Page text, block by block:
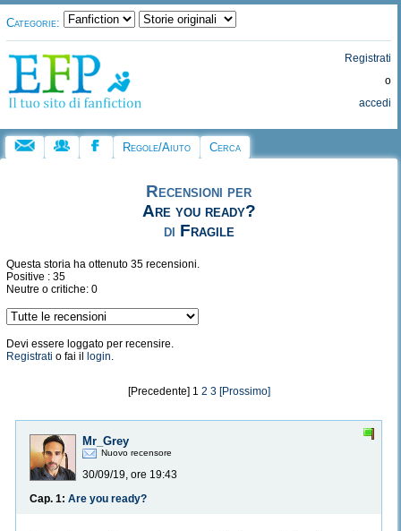
Categorie:
Registrati
o
accedi
Regole/Aiuto Cerca
Recensioni per
Are you ready?
di Fragile
Questa storia ha ottenuto 35 recensioni.
Positive : 35
Neutre o critiche: 0
Devi essere loggato per recensire.
Registrati o fai il login.
[Precedente] 1 2 3 [Prossimo]
Mr_Grey
Nuovo recensore
30/09/19, ore 19:43
Cap. 1: Are you ready?